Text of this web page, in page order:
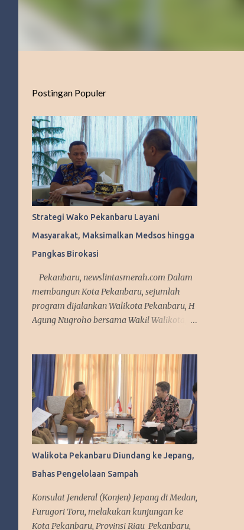
Postingan Populer
Strategi Wako Pekanbaru Layani
Masyarakat, Maksimalkan Medsos hingga
Pangkas Birokasi
Pekanbaru, newslintasmerah.com Dalam
membangun Kota Pekanbaru, sejumlah
program dijalankan Walikota Pekanbaru, H
Agung Nugroho bersama Wakil Walikota, H
informasi, meningkatkan pelayanan publik
dengan aplikasi mobile. Sejumlah program
ini telah dicanangkannya saat kampanye.
"Kita sedang mempersiapkan aplikasi yang
bisa diakses masyarakat. Jadi segala urusan
cukup diakses menggunakan smartphone
saja, missal penerbitan KTP dan
adiministrasi kependudukan lainnya," urai
Agung. Srategi dalam memanfaatkan media
membantu dalam menyampaikan
informasi dan kebijakan kepada publik
Walikota Pekanbaru Diundang ke Jepang,
Bahas Pengelolaan Sampah
Konsulat Jenderal (Konjen) Jepang di Medan,
Furugori Toru, melakukan kunjungan ke
Kota Pekanbaru, Provinsi Riau Pekanbaru,